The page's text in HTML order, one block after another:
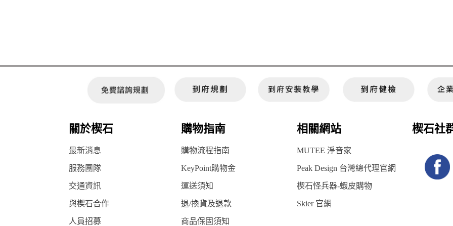
關於楔石 購物指南 相關網站 楔石社
最新消息 購物流程指南 MUTEE 淨音家
服務團隊 KeyPoint購物金 Peak Design 台灣總代理官網
交通資訊 運送須知 楔石怪兵器-蝦皮購物
與楔石合作 退/換貨及退款 Skier 官網
人員招募 商品保固須知